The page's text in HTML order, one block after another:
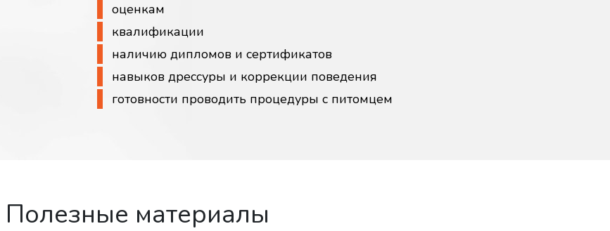
оценкам
квалификации
наличию дипломов и сертификатов
навыков дрессуры и коррекции поведения
готовности проводить процедуры с питомцем
Полезные материалы